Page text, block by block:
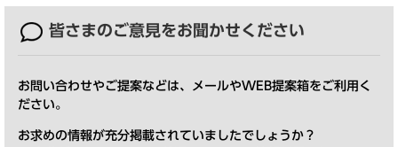
皆さまのご意見をお聞かせください
お問い合わせやご提案などは、メールやWEB提案箱をご利用く
ださい。
お求めの情報が充分掲載されていましたでしょうか？